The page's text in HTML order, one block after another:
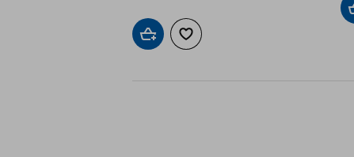
Добави в кошницата
Добави към списъка с любими